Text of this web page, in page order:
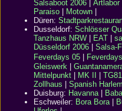
Salsaboot 2006
Artlabor|
Paraiso
Motown
Düren:
Dusseldorf: Schlösser
Tanzhaus NRW
EAT
Düsseldorf 2006
Salsa-
Feverdays 05
Gleiswerk
Mittelpunkt
MK II TG81
Zollhaus
Spanish
Duisburg: Havanna|
Eschweiler: Bora Bora|